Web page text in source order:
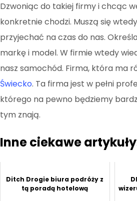
Dzwoniąc do takiej firmy i chcąc
konkretnie chodzi. Muszą się
przyjechać na czas do nas.
markę i model. W firmie wtedy
nasz samochód. Firma, która ma
Świecko. Ta firma jest w pełni
którego na pewno będziemy
tym znają.
Inne ciekawe
Ditch Drogie biura podróży z
tą poradą hotelową